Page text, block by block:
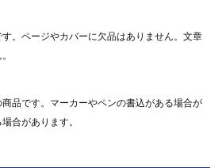
。ページやカバーに欠品はありません。文章
品です。マーカーやペンの書込がある場合が
合があります。